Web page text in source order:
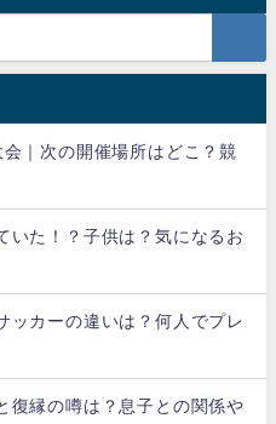
｜次の開催場所はどこ？競
いた！？子供は？気になるお
ッカーの違いは？何人でプレ
復縁の噂は？息子との関係や